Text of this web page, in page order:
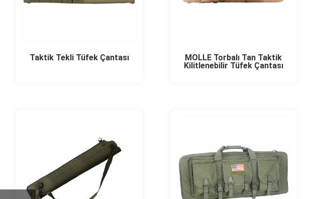
Taktik Tekli Tüfek Çantası
MOLLE Torbalı Tan Taktik
Kilitlenebilir Tüfek Çantası